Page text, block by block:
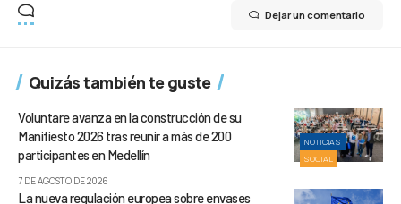
Dejar un comentario
Quizás también te guste
NOTICIAS
SOCIAL
Voluntare avanza en la construcción de su
Manifiesto 2026 tras reunir a más de 200
participantes en Medellín
7 DE AGOSTO DE 2026
La nueva regulación europea sobre envases